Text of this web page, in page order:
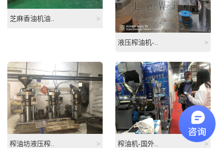
芝麻香油机油.. >
液压榨油机-.. >
榨油坊液压榨.. > 榨油机-国外.. >